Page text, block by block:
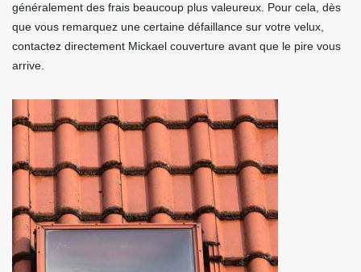
généralement des frais beaucoup plus valeureux. Pour cela, dès
que vous remarquez une certaine défaillance sur votre velux,
contactez directement Mickael couverture avant que le pire vous
arrive.